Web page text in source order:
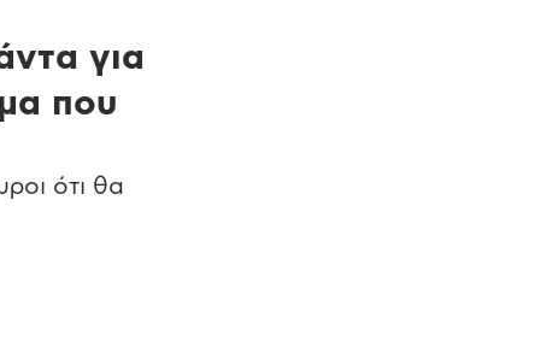
για
που
ότι θα